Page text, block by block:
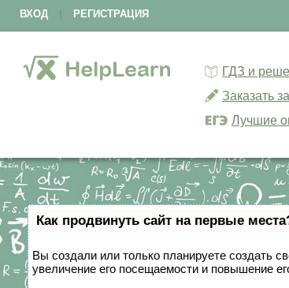
ВХОД РЕГИСТРАЦИЯ
ГДЗ и
Заказать
Лучшие
Как продвинуть сайт на первые
Вы создали или только планируете создать
увеличение его посещаемости и повышение